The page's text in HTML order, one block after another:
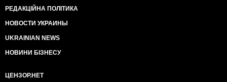
РЕДАКЦІЙНА ПОЛІТИКА
НОВОСТИ УКРАИНЫ
UKRAINIAN NEWS
НОВИНИ БІЗНЕСУ
ЦЕНЗОР.НЕТ